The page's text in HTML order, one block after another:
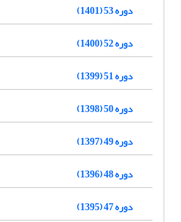
دوره 53 (1401)
دوره 52 (1400)
دوره 51 (1399)
دوره 50 (1398)
دوره 49 (1397)
دوره 48 (1396)
دوره 47 (1395)